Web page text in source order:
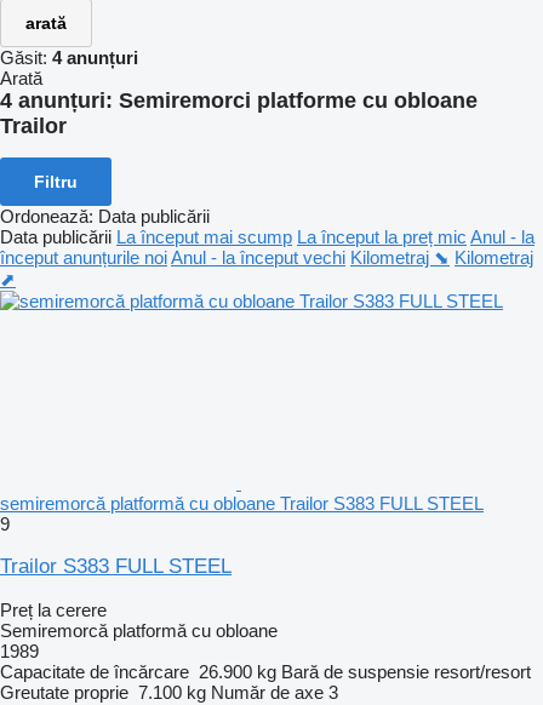
arată
Găsit: 4 anunțuri
Arată
4 anunțuri: Semiremorci platforme cu obloane
Trailor
Filtru
Ordonează: Data publicării
Data publicării La început mai scump La început la preț mic Anul - la
început anunțurile noiAnul - la început vechi Kilometraj ⬊ Kilometraj
⬈
semiremorcă platformă cu obloane Trailor S383 FULL STEEL
9
Trailor S383 FULL STEEL
Preț la cerere
Semiremorcă platformă cu obloane
1989
Capacitate de încărcare 26.900 kg Bară de suspensie resort/resort
Greutate proprie 7.100 kg Număr de axe 3